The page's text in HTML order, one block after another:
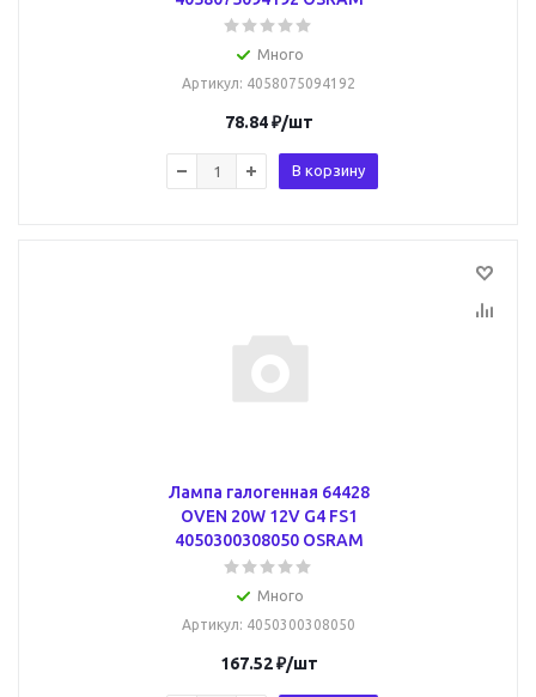
Много
Артикул: 4058075094192
78.84₽/шт
В корзину
Лампа галогенная 64428
OVEN 20W 12V G4 FS1
4050300308050 OSRAM
Много
Артикул: 4050300308050
167.52₽/шт